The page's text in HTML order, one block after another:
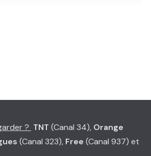
? TNT (Canal 34), Orange
(Canal 323), Free (Canal 937) et